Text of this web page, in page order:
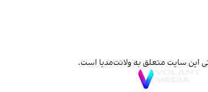
این سایت متعلق به ولانت‌مدیا است.